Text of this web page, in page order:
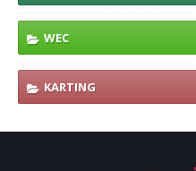
WEC
KARTING